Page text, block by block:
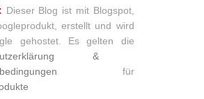
Dieser Blog ist mit Blogspot,
erstellt und wird
gehostet. Es gelten die
&
für